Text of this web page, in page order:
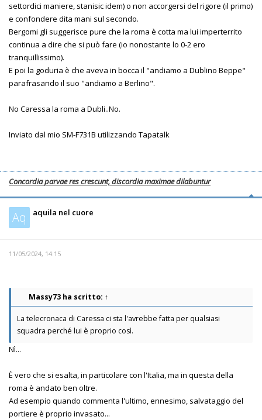
settordici maniere, stanisic idem) o non accorgersi del rigore (il primo)
e confondere dita mani sul secondo.
Bergomi gli suggerisce pure che la roma è cotta ma lui imperterrito
continua a dire che si può fare (io nonostante lo 0-2 ero
tranquillissimo).
E poi la goduria è che aveva in bocca il "andiamo a Dublino Beppe"
parafrasando il suo "andiamo a Berlino".
No Caressa la roma a Dubli..No.
Inviato dal mio SM-F731B utilizzando Tapatalk
Concordia parvae res crescunt, discordia maximae dilabuntur
Aq aquila nel cuore
11/05/2024, 14:15
Massy73 ha scritto: ↑
La telecronaca di Caressa ci sta l'avrebbe fatta per qualsiasi
squadra perché lui è proprio così.
Nì...
È vero che si esalta, in particolare con l'Italia, ma in questa della
roma è andato ben oltre.
Ad esempio quando commenta l'ultimo, ennesimo, salvataggio del
portiere è proprio invasato...